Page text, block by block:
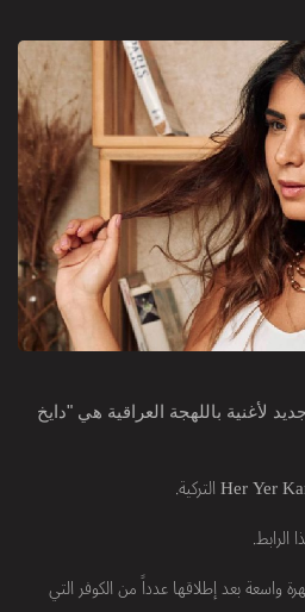
لأغنية باللهجة العراقية هي "دايخ
بعد إطلاقها عدداً من الكوفر التي